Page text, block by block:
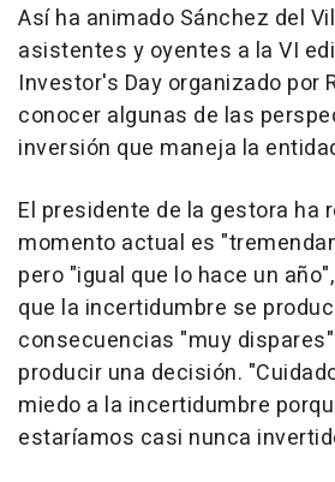
Así ha animado Sánchez del
asistentes y oyentes a la VI
Investor's Day organizado por
conocer algunas de las
inversión que maneja la
El presidente de la gestora ha
momento actual es
pero "igual que lo hace un
que la incertidumbre se
consecuencias "muy
producir una decisión.
miedo a la incertidumbre
estaríamos casi nunca